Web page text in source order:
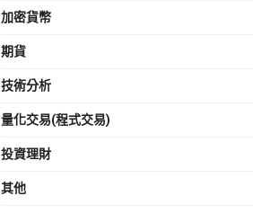
加密貨幣
期貨
技術分析
量化交易(程式交易)
投資理財
其他